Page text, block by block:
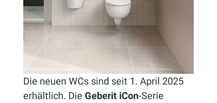
Die neuen WCs sind seit 1. April 2025
erhältlich. Die Geberit iCon-Serie